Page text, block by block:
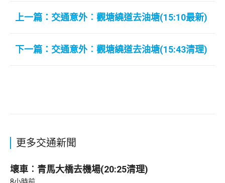
上一篇：交通意外︰觀塘繞道去油塘(15:10最新)
下一篇：交通意外︰觀塘繞道去油塘(15:43清理)
更多交通新聞
壞車︰青馬大橋去機場(20:25清理)